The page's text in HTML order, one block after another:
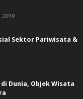
2019
Sektor Pariwisata &
Dunia, Objek Wisata